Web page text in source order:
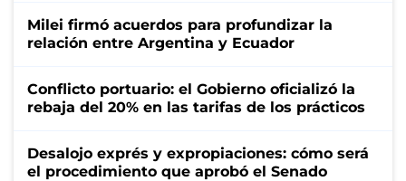
Milei firmó acuerdos para profundizar la
relación entre Argentina y Ecuador
Conflicto portuario: el Gobierno oficializó la
rebaja del 20% en las tarifas de los prácticos
Desalojo exprés y expropiaciones: cómo será
el procedimiento que aprobó el Senado